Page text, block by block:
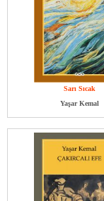
Sarı Sıcak
Yaşar Kemal